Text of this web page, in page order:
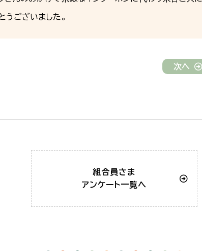
うございました。
次へ
組合員さま
アンケート一覧へ